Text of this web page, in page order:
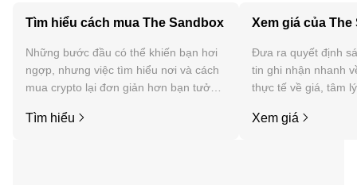
Tìm hiểu cách mua The Sandbox
Những bước đầu có thể khiến bạn hơi
ngợp, nhưng việc tìm hiểu nơi và cách
mua crypto lại đơn giản hơn bạn tưởng.
dụng di động OKX hoặc ngay tại đây
Tìm hiểu
Xem giá của The
Đưa ra quyết định
tin ghi nhận nhanh
thực tế về giá, tâm
Xem giá